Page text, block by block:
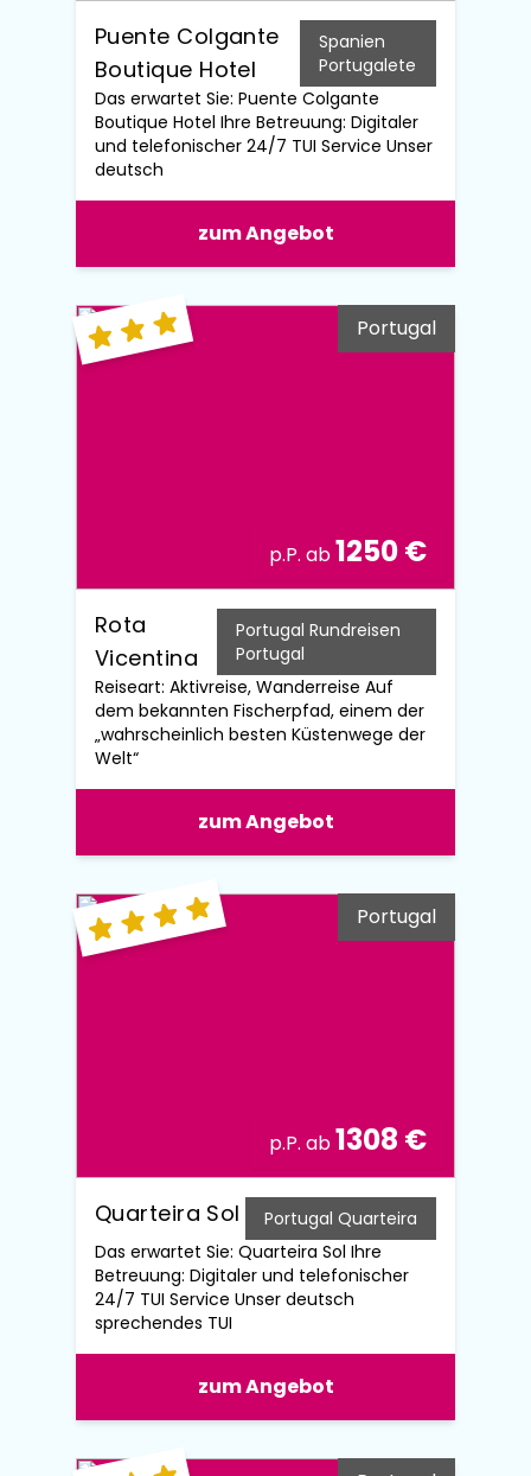
Puente Colgante
Boutique Hotel
Spanien
Portugalete
Das erwartet Sie: Puente Colgante
Boutique Hotel Ihre Betreuung: Digitaler
und telefonischer 24/7 TUI Service Unser
deutsch
zum Angebot
p.P. ab1250 €
Portugal
Rota
Vicentina
Portugal Rundreisen
Portugal
Reiseart: Aktivreise, Wanderreise Auf
dem bekannten Fischerpfad, einem der
„wahrscheinlich besten Küstenwege der
Welt“
zum Angebot
p.P. ab1308 €
Portugal
Quarteira Sol
Portugal Quarteira
Das erwartet Sie: Quarteira Sol Ihre
Betreuung: Digitaler und telefonischer
24/7 TUI Service Unser deutsch
sprechendes TUI
zum Angebot